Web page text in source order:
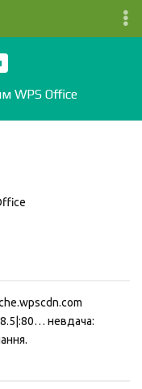
WPS Office
невдача: